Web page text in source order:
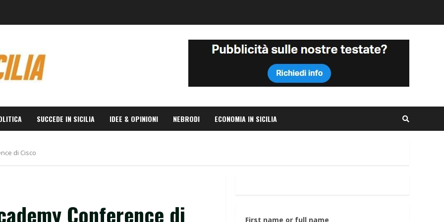
SUCCEDE IN SICILIA IDEE & OPINIONI NEBRODI ECONOMIA IN SICILIA
di Cisco
Conference di
First name or full name